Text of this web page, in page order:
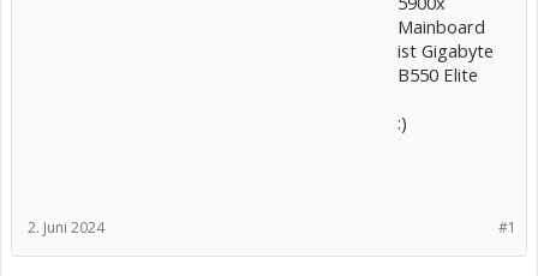
Mainboard
ist Gigabyte
B550 Elite
:)
#1
2. Juni 2024